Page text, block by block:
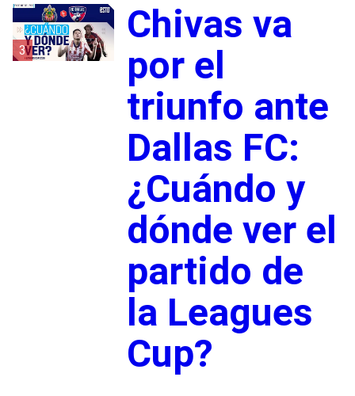
3
Chivas va
por el
triunfo ante
Dallas FC:
¿Cuándo y
dónde ver el
partido de
la Leagues
Cup?